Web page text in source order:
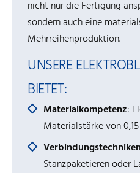
nicht nur die Fertigung
sondern auch eine
Mehrreihenproduktion.
UNSERE
BIETET:
Materialkompetenz:
Materialstärke von
Verbindungstechniken
Stanzpaketieren oder